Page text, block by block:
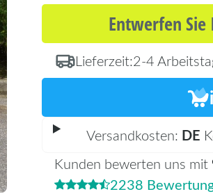
Entwerfen
Lieferzeit:2-4
Versandkosten: DE
Kunden bewerten uns mit
2238